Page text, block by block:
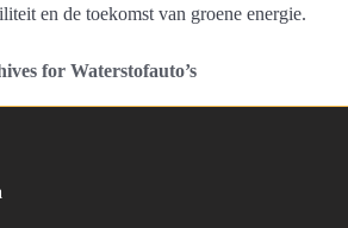
en de toekomst van groene energie.
for Waterstofauto’s